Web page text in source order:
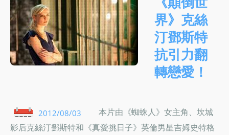
界》克絲
汀鄧斯特
抗引力翻
轉戀愛！
2012/08/03
本片由《蜘蛛人》女主角、坎城
影后克絲汀鄧斯特和《真愛挑日子》英倫男星吉姆史特格